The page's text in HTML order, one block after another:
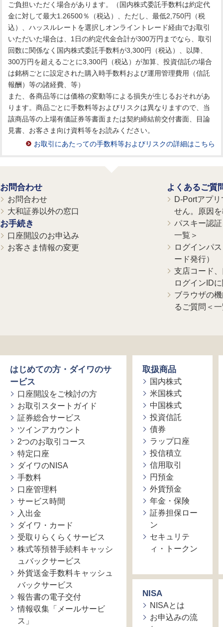
ご負担いただく場合があります。（国内株式委託手数料は約定代
金に対して最大1.26500％（税込）、ただし、最低2,750円（税
込）、ハッスルレートを選択しオンライントレード経由でお取引
いただいた場合は、1日の約定代金合計が300万円までなら、取引
回数に関係なく国内株式委託手数料が3,300円（税込）、以降、
300万円を超えるごとに3,300円（税込）が加算、投資信託の場合
は銘柄ごとに設定された購入時手数料および運用管理費用（信託
報酬）等の諸経費、等）
また、各商品等には価格の変動等による損失が生じるおそれがあ
ります。商品ごとに手数料等およびリスクは異なりますので、当
該商品等の上場有価証券等書面または契約締結前交付書面、目論
見書、お客さま向け資料等をお読みください。
お取引にあたっての手数料等およびリスクの詳細はこちら
お問合わせ
お問合わせ
大和証券以外の窓口
お手続き
口座開設のお申込み
お客さま情報の変更
よくあるご質
D-Portアプ
せん。原因
パスキー認
一覧＞
ログインパ
ード発行）
支店コード
ログインID
ブラウザの
るご質問＜
はじめての方・ダイワのサ
ービス
口座開設をご検討の方
お取引スタートガイド
証券総合サービス
ツインアカウント
2つのお取引コース
特定口座
ダイワのNISA
手数料
口座管理料
サービス時間
入出金
ダイワ・カード
受取りらくらくサービス
株式等預替手続料キャッシ
ュバックサービス
外貨送金手数料キャッシュ
バックサービス
報告書の電子交付
情報収集「メールサービ
ス」
取扱商品
国内株式
米国株式
中国株式
投資信託
債券
ラップ口座
投信積立
信用取引
円預金
外貨預金
年金・保険
証券担保ロー
ン
セキュリテ
ィ・トークン
NISA
NISAとは
お申込みの流